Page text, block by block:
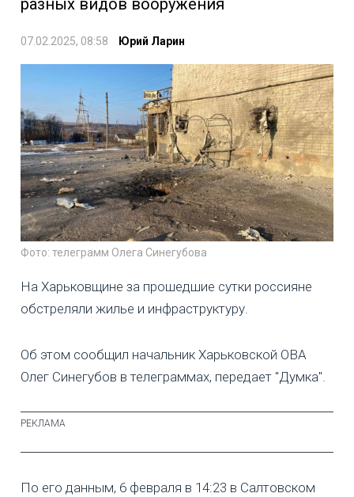
разных видов вооружения
07.02.2025, 08:58 Юрий Ларин
Фото: телеграмм Олега Синегубова
На Харьковщине за прошедшие сутки россияне
обстреляли жилье и инфраструктуру.
Об этом сообщил начальник Харьковской ОВА
Олег Синегубов в телеграммах, передает "Думка".
По его данным, 6 февраля в 14:23 в Салтовском